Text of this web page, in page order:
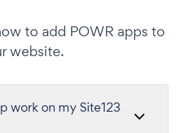
to add POWR apps to
website.
work on my Site123